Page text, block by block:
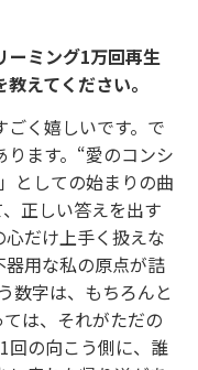
ミング1万回再生
えてください。
く嬉しいです。で
ます。“愛のコンシ
としての始まりの曲
正しい答えを出す
だけ上手く扱えな
器用な私の原点が詰
数字は、もちろんと
は、それがただの
回の向こう側に、誰